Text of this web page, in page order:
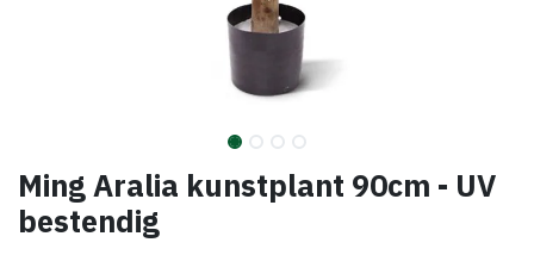
Ming Aralia kunstplant 90cm - UV
bestendig